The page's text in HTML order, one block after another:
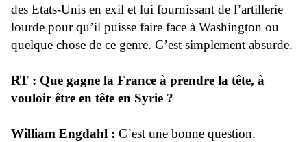
des Etats-Unis en exil et lui fournissant de l’artillerie
lourde pour qu’il puisse faire face à Washington ou
quelque chose de ce genre. C’est simplement absurde.
RT : Que gagne la France à prendre la tête, à
vouloir être en tête en Syrie ?
William Engdahl : C’est une bonne question.